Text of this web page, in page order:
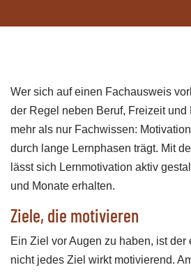
Wer sich auf einen Fachausweis
der Regel neben Beruf, Freizeit
mehr als nur Fachwissen:
durch lange Lernphasen trägt. Mit
lässt sich Lernmotivation aktiv
und Monate erhalten.
Ziele, die motivieren
Ein Ziel vor Augen zu haben, ist der
nicht jedes Ziel wirkt motivierend.